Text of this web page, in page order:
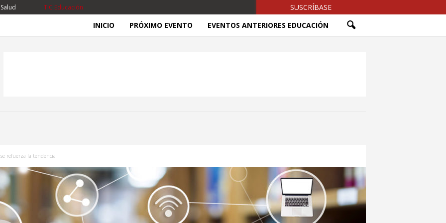
TIC Educación
SUSCRÍBASE
INICIO
PRÓXIMO EVENTO EVENTOS ANTERIORES EDUCACIÓN
refuerza la tendencia